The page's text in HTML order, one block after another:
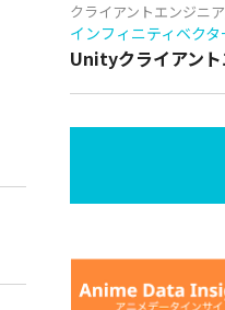
クライアントエンジニ
インフィニティベクタ
Unityクライアン